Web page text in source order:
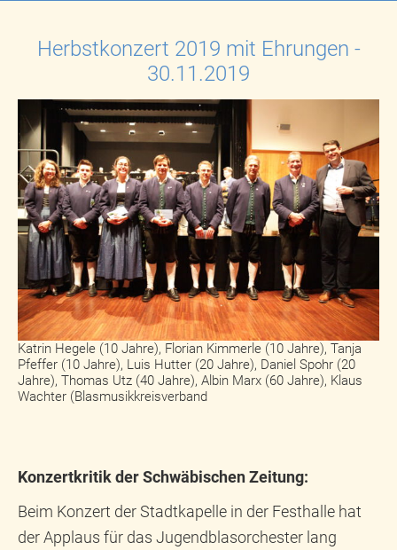
Herbstkonzert 2019 mit Ehrungen -
30.11.2019
Katrin Hegele (10 Jahre), Florian Kimmerle (10 Jahre), Tanja
Pfeffer (10 Jahre), Luis Hutter (20 Jahre), Daniel Spohr (20
Jahre), Thomas Utz (40 Jahre), Albin Marx (60 Jahre), Klaus
Wachter (Blasmusikkreisverband
Konzertkritik der Schwäbischen Zeitung:
Beim Konzert der Stadtkapelle in der Festhalle hat
der Applaus für das Jugendblasorchester lang